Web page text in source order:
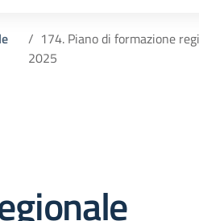
174. Piano di formazione
2025